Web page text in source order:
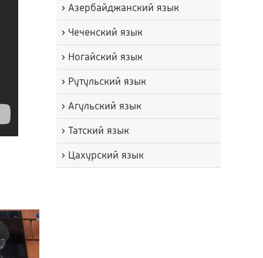
Азербайджанский язык
Чеченский язык
Ногайский язык
Рутульский язык
Агульский язык
Татский язык
Цахурский язык